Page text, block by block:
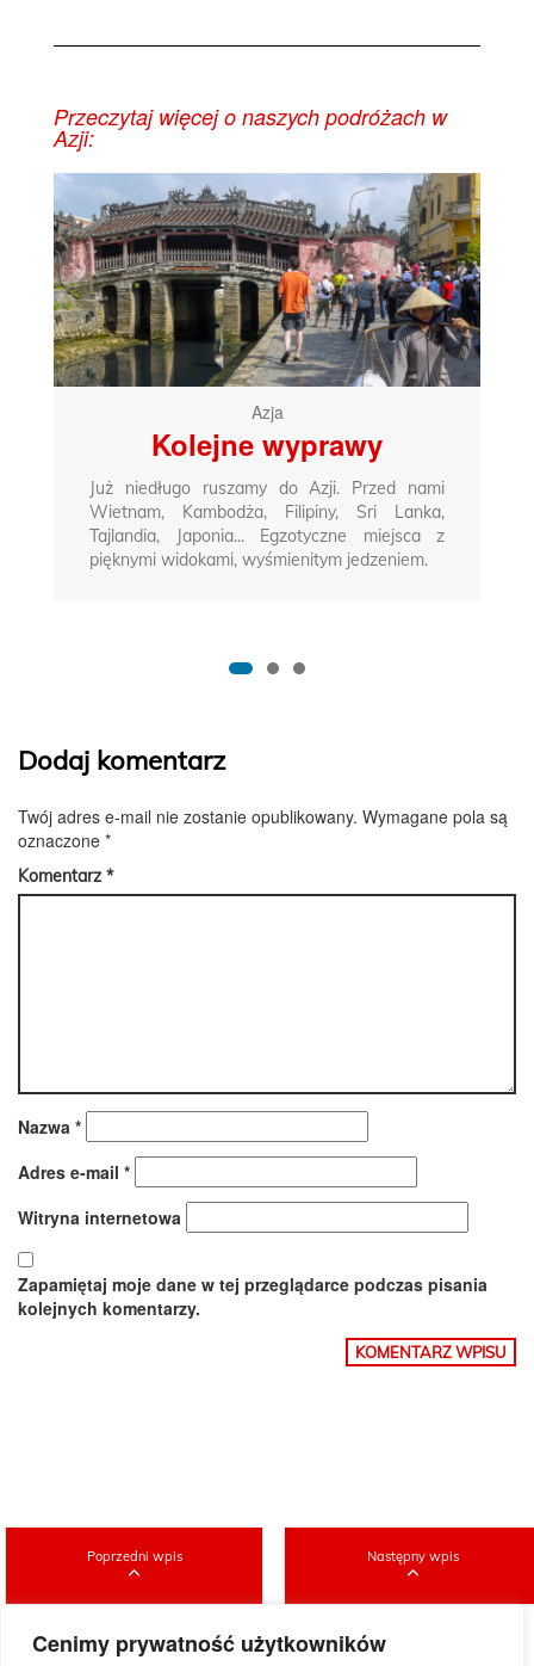
Cenimy prywatność użytkowników
Przeczytaj więcej o naszych podróżach w
Azji:
Azja
Kolejne wyprawy
Już niedługo ruszamy do Azji. Przed nami
Wietnam, Kambodża, Filipiny, Sri Lanka,
Tajlandia, Japonia... Egzotyczne miejsca z
pięknymi widokami, wyśmienitym jedzeniem.
Dodaj komentarz
Twój adres e-mail nie zostanie opublikowany. Wymagane pola są
oznaczone *
Komentarz*
Nazwa *
Adres e-mail *
Witryna internetowa
Zapamiętaj moje dane w tej przeglądarce podczas pisania
kolejnych komentarzy.
Poprzedni wpis Następny wpis